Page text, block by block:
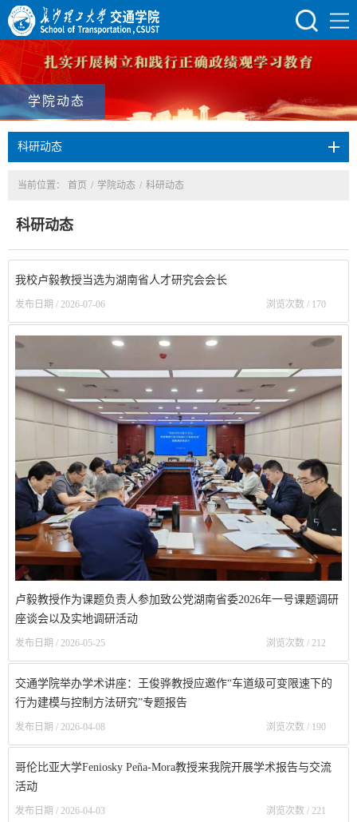
学院动态
科研动态
当前位置： 首页 / 学院动态 / 科研动态
科研动态
我校卢毅教授当选为湖南省人才研究会会长
发布日期 / 2026-07-06 浏览次数 / 170
卢毅教授作为课题负责人参加致公党湖南省委2026年一号课题调研
座谈会以及实地调研活动
发布日期 / 2026-05-25 浏览次数 / 212
交通学院举办学术讲座：王俊骅教授应邀作“车道级可变限速下的
行为建模与控制方法研究”专题报告
发布日期 / 2026-04-08 浏览次数 / 190
哥伦比亚大学Feniosky Peña-Mora教授来我院开展学术报告与交流
活动
发布日期 / 2026-04-03 浏览次数 / 221